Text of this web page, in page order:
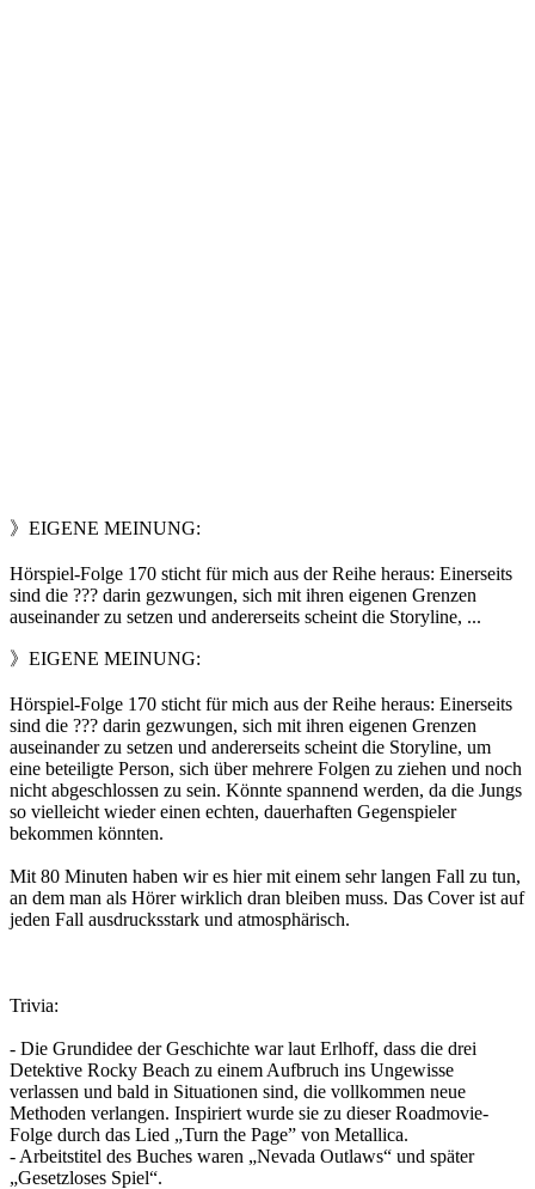
》EIGENE MEINUNG:
Hörspiel-Folge 170 sticht für mich aus der Reihe heraus: Einerseits
sind die ??? darin gezwungen, sich mit ihren eigenen Grenzen
auseinander zu setzen und andererseits scheint die Storyline, ...
》EIGENE MEINUNG:
Hörspiel-Folge 170 sticht für mich aus der Reihe heraus: Einerseits
sind die ??? darin gezwungen, sich mit ihren eigenen Grenzen
auseinander zu setzen und andererseits scheint die Storyline, um
eine beteiligte Person, sich über mehrere Folgen zu ziehen und noch
nicht abgeschlossen zu sein. Könnte spannend werden, da die Jungs
so vielleicht wieder einen echten, dauerhaften Gegenspieler
bekommen könnten.
Mit 80 Minuten haben wir es hier mit einem sehr langen Fall zu tun,
an dem man als Hörer wirklich dran bleiben muss. Das Cover ist auf
jeden Fall ausdrucksstark und atmosphärisch.
Trivia:
- Die Grundidee der Geschichte war laut Erlhoff, dass die drei
Detektive Rocky Beach zu einem Aufbruch ins Ungewisse
verlassen und bald in Situationen sind, die vollkommen neue
Methoden verlangen. Inspiriert wurde sie zu dieser Roadmovie-
Folge durch das Lied „Turn the Page” von Metallica.
- Arbeitstitel des Buches waren „Nevada Outlaws“ und später
„Gesetzloses Spiel“.